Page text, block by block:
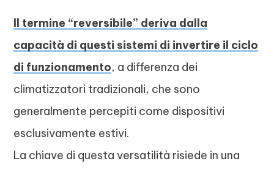
Il termine “reversibile” deriva dalla
capacità di questi sistemi di invertire il ciclo
di funzionamento, a differenza dei
climatizzatori tradizionali, che sono
generalmente percepiti come dispositivi
esclusivamente estivi.
La chiave di questa versatilità risiede in una